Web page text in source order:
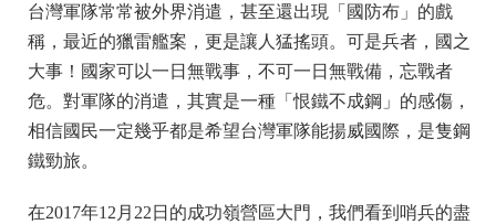
台灣軍隊常常被外界消遣，甚至還出現「國防布」的戲
稱，最近的獵雷艦案，更是讓人猛搖頭。可是兵者，國之
大事！國家可以一日無戰事，不可一日無戰備，忘戰者
危。對軍隊的消遣，其實是一種「恨鐵不成鋼」的感傷，
相信國民一定幾乎都是希望台灣軍隊能揚威國際，是隻鋼
鐵勁旅。
在2017年12月22日的成功嶺營區大門，我們看到哨兵的盡